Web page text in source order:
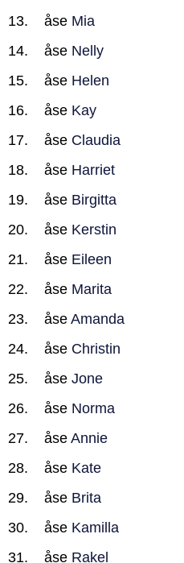
åse Mia
åse Nelly
åse Helen
åse Kay
åse Claudia
åse Harriet
åse Birgitta
åse Kerstin
åse Eileen
åse Marita
åse Amanda
åse Christin
åse Jone
åse Norma
åse Annie
åse Kate
åse Brita
åse Kamilla
åse Rakel